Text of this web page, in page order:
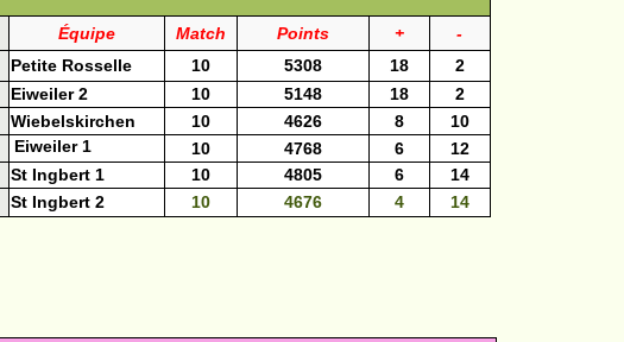
Équipe Match Points +
-
Petite Rosselle 10 5308 18
2
Eiweiler 2 10 5148 18
2
Wiebelskirchen 10 4626 8
10
Eiweiler 1 10 4768 6
12
St Ingbert 1 10 4805 6
14
St Ingbert 2 10 4676 4 14